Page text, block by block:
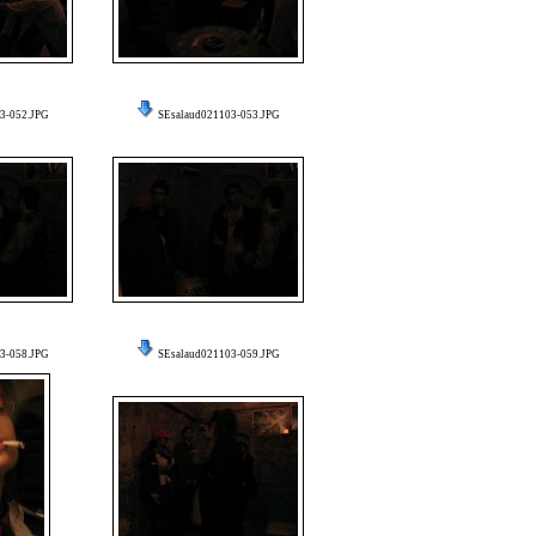
052.JPG SEsalaud021103-053.JPG
058.JPG SEsalaud021103-059.JPG